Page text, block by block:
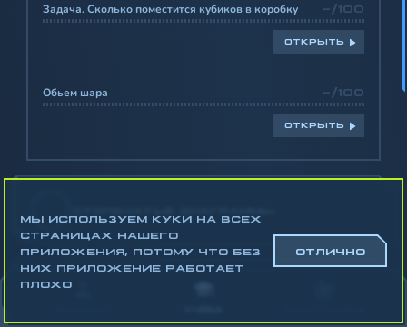
Задача. Сколько поместится кубиков в коробку -/100
ОТКРЫТЬ
Обьем шара -/100
ОТКРЫТЬ
МЫ ИСПОЛЬЗУЕМ КУКИ НА ВСЕХ
СТРАНИЦАХ НАШЕГО
ПРИЛОЖЕНИЯ, ПОТОМУ ЧТО БЕЗ
НИХ ПРИЛОЖЕНИЕ РАБОТАЕТ
ПЛОХО
ОТЛИЧНО